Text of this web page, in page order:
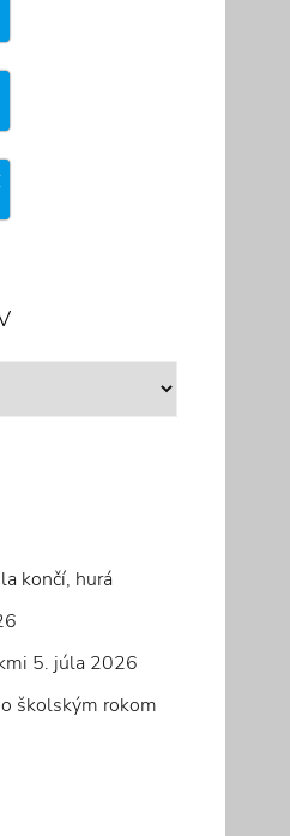
končí, hurá
5. júla 2026
školským rokom